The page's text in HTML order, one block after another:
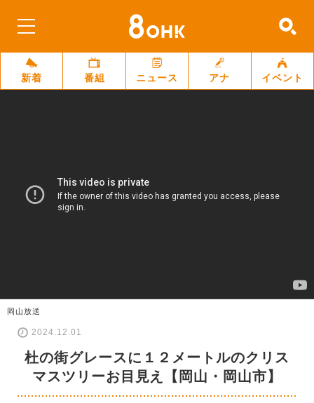
新着 番組 ニュース アナ イベント
岡山放送
2024.12.01
杜の街グレースに１２メートルのクリス
マスツリーお目見え【岡山・岡山市】